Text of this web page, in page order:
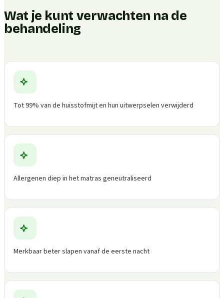
Wat je kunt verwachten na de
behandeling
Tot 99% van de huisstofmijt en hun uitwerpselen verwijderd
Allergenen diep in het matras geneutraliseerd
Merkbaar beter slapen vanaf de eerste nacht